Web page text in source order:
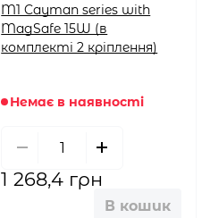
M1 Cayman series with
MagSafe 15W (в
комплекті 2 кріплення)
Немає в наявності
1 268,4 грн
В кошик